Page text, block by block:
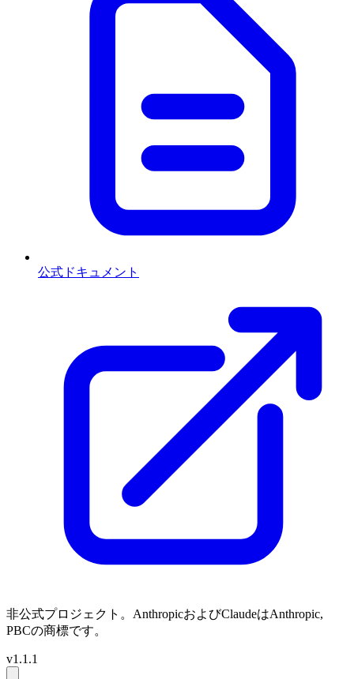
公式ドキュメント
非公式プロジェクト。AnthropicおよびClaudeはAnthropic,
PBCの商標です。
v1.1.1